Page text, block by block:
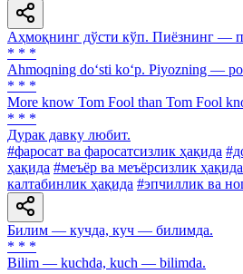
Аҳмоқнинг дўсти кўп. Пиёзнинг —
* * *
Ahmoqning do‘sti ko‘p. Piyozning —
* * *
More know Tom Fool than Тоm Fool
* * *
Дурак давку любит.
#фаросат ва фаросатсизлик ҳақида
ҳақида #меъёр ва меъёрсизлик ҳақида
калтабинлик ҳақида #эпчиллик ва
Билим — кучда, куч — билимда.
* * *
Bilim — kuchda, kuch — bilimda.